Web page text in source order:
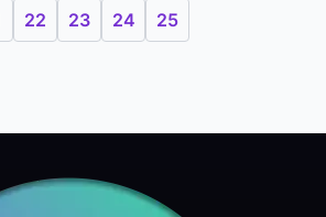
22 23 24 25